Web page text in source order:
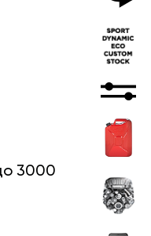
3000